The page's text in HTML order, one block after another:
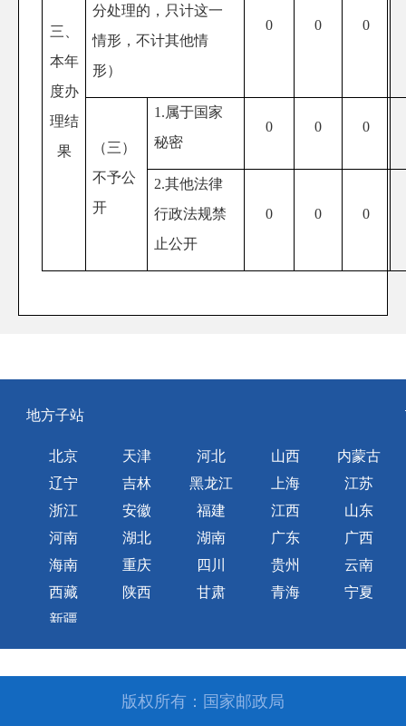
三、
本年
度办
理结
果
分处理的，只计这一
情形，不计其他情
形）
0 0 0
（三）
不予公
开
1.属于国家
秘密
0 0 0
2.其他法律
行政法规禁
止公开
0 0 0
地方子站
北京 天津 河北 山西
内蒙古
辽宁
吉林 黑龙江 上海
江苏
浙江
安徽 福建 江西
山东
河南
湖北 湖南 广东
广西
海南
重庆 四川 贵州
云南
西藏
陕西 甘肃 青海
宁夏
新疆
版权所有：国家邮政局